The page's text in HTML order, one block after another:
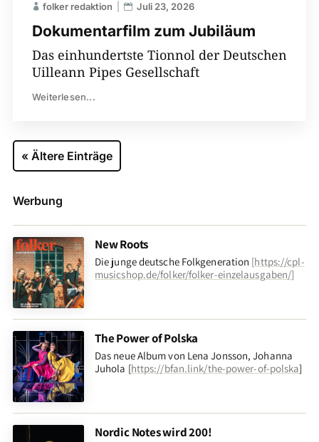
Dokumentarfilm zum Jubiläum
folker redaktion Juli 23, 2026
Das einhundertste Tionnol der Deutschen
Uilleann Pipes Gesellschaft
Weiterlesen...
« Ältere Einträge
Werbung
New Roots
Die junge deutsche Folkgeneration [https://cpl-
musicshop.de/folker/folker-einzelausgaben/]
The Power of Polska
Das neue Album von Lena Jonsson, Johanna
Juhola [https://bfan.link/the-power-of-polska]
Nordic Notes wird 200!